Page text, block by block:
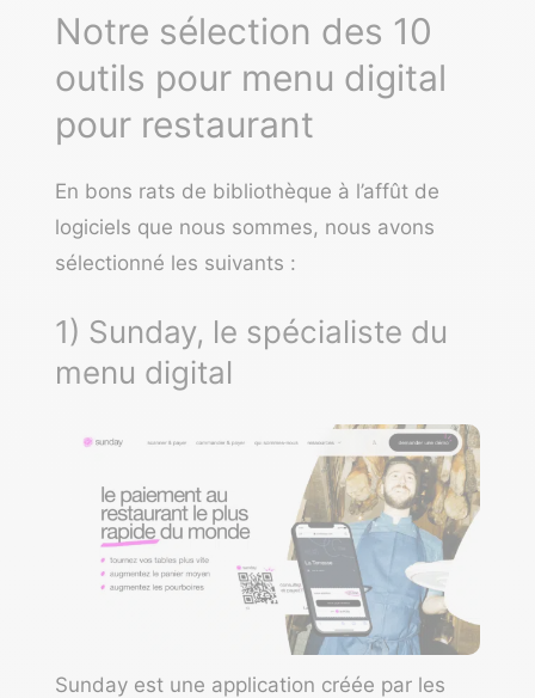
Notre sélection des 10
outils pour menu digital
pour restaurant
En bons rats de bibliothèque à l’affût de
logiciels que nous sommes, nous avons
sélectionné les suivants :
1) Sunday, le spécialiste du
menu digital
Sunday est une application créée par les